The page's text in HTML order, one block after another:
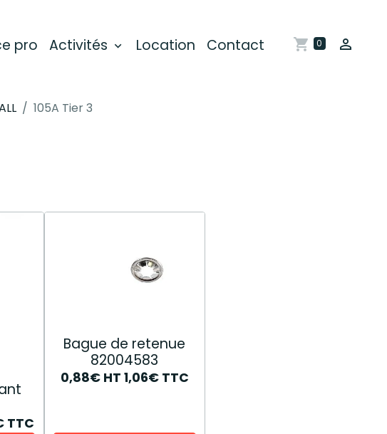
pro Activités Location Contact 0
105A Tier 3
TTC
Bague de retenue
82004583
0,88€ HT 1,06€ TTC